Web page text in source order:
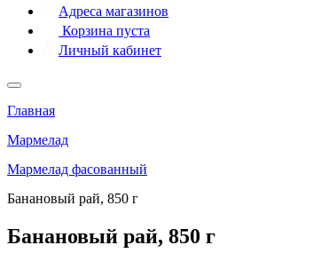
Адреса магазинов
Корзина пуста
Личный кабинет
Главная
Мармелад
Мармелад фасованный
Банановый рай, 850 г
Банановый рай, 850 г